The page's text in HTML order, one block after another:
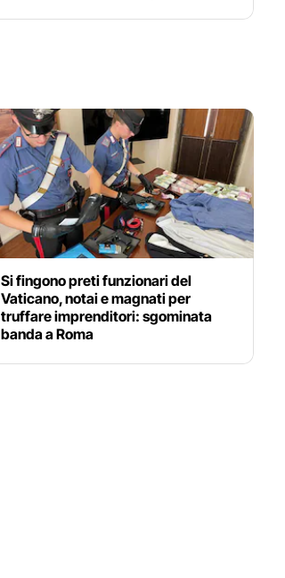
Si fingono preti funzionari del
Vaticano, notai e magnati per
truffare imprenditori: sgominata
banda a Roma